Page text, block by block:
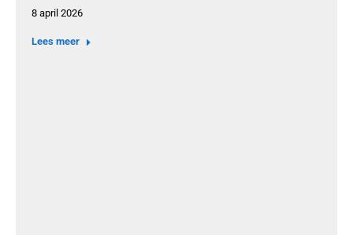
8 april 2026
Lees meer